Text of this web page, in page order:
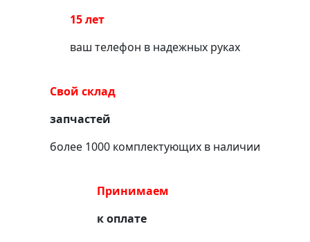
15 лет
ваш телефон в надежных руках
Свой склад
запчастей
более 1000 комплектующих в наличии
Принимаем
к оплате